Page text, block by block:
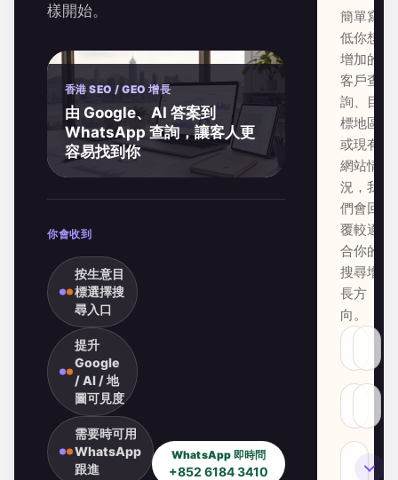
樣開始。
香港 SEO / GEO 增長
由 Google、AI 答案到
WhatsApp 查詢，讓客人更
容易找到你
你會收到
按生意目
標選擇搜
尋入口
提升
Google
/ AI / 地
圖可見度
需要時可用
WhatsApp
跟進
WhatsApp 即時問
+852 6184 3410
簡單寫
低你想
增加的
客戶查
詢、目
標地區
或現有
網站情
況，我
們會回
覆較適
合你的
搜尋增
長方
向。
SEO